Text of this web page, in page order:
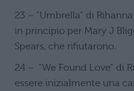
23 – “Umbrella” di
in principio per Mary J
Spears, che rifiutarono.
24 – “We Found Love” di
essere inizialmente una